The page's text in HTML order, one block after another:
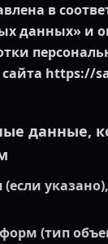
в
данных» и
сайта https://
данные,
(тип